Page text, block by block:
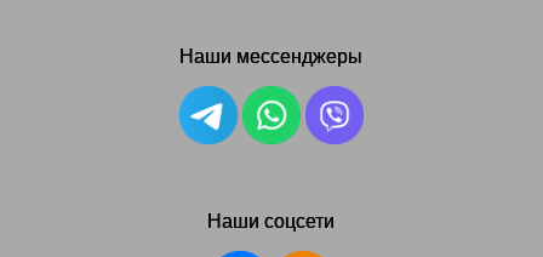
Наши мессенджеры
Наши соцсети